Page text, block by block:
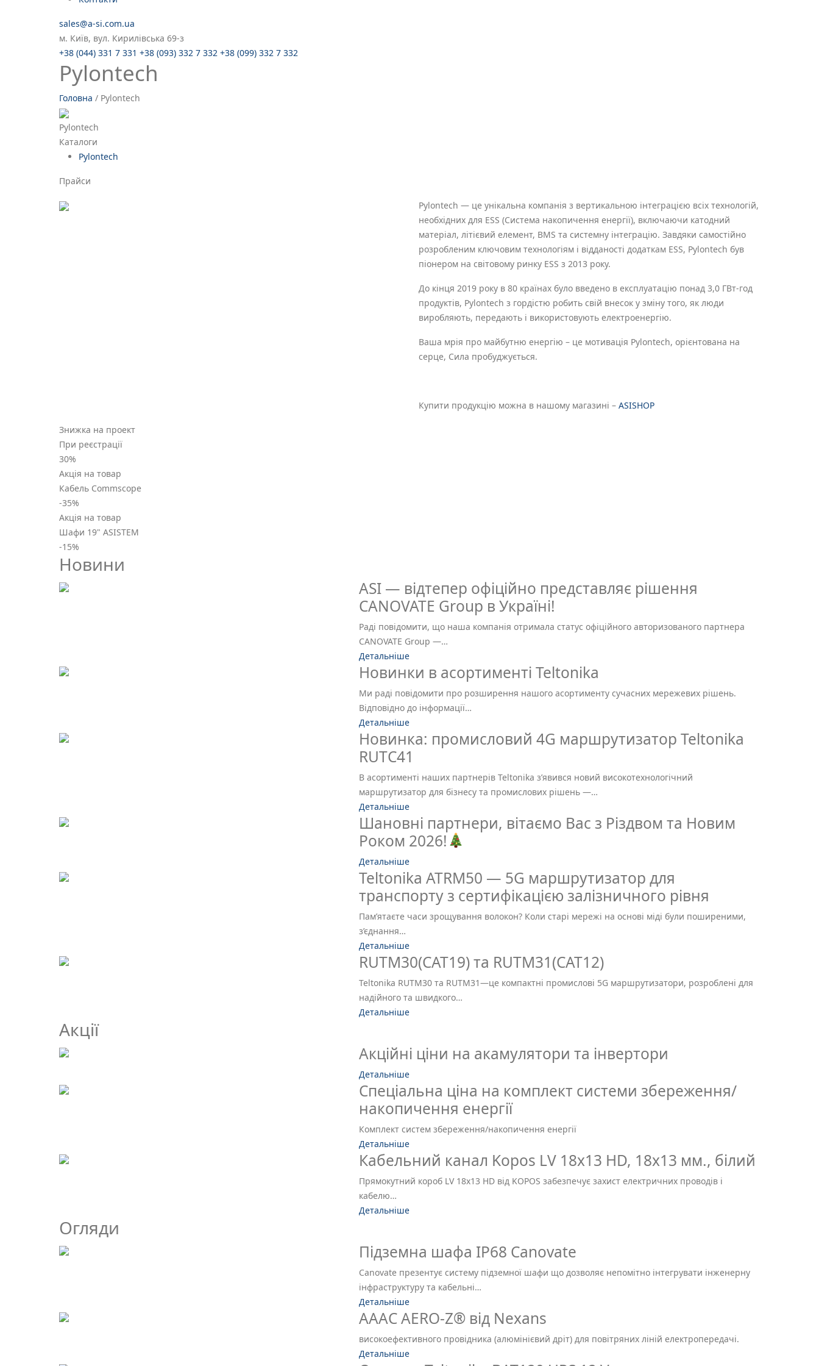
sales@a-si.com.ua
м. Київ, вул. Кирилівська 69-з
+38 (044) 331 7 331 +38 (093) 332 7 332 +38 (099) 332 7 332
Pylontech
Головна / Pylontech
Pylontech
Каталоги
Pylontech
Прайси
Pylontech — це унікальна компанія з вертикальною інтеграцією всіх технологій,
необхідних для ESS (Система накопичення енергії), включаючи катодний
матеріал, літієвий елемент, BMS та системну інтеграцію. Завдяки самостійно
розробленим ключовим технологіям і відданості додаткам ESS, Pylontech був
піонером на світовому ринку ESS з 2013 року.
До кінця 2019 року в 80 країнах було введено в експлуатацію понад 3,0 ГВт-год
продуктів, Pylontech з гордістю робить свій внесок у зміну того, як люди
виробляють, передають і використовують електроенергію.
Ваша мрія про майбутню енергію – це мотивація Pylontech, орієнтована на
серце, Сила пробуджується.
Купити продукцію можна в нашому магазині – ASISHOP
Знижка на проект
При реєстрації
30%
Акція на товар
Кабель Commscope
-35%
Акція на товар
Шафи 19" ASISTEM
-15%
Новини
ASI — відтепер офіційно представляє рішення
CANOVATE Group в Україні!
Раді повідомити, що наша компанія отримала статус офіційного авторизованого партнера
CANOVATE Group —…
Детальніше
Новинки в асортименті Teltonika
Ми раді повідомити про розширення нашого асортименту сучасних мережевих рішень.
Відповідно до інформації…
Детальніше
Новинка: промисловий 4G маршрутизатор Teltonika
RUTC41
В асортименті наших партнерів Teltonika з’явився новий високотехнологічний
маршрутизатор для бізнесу та промислових рішень —…
Детальніше
Шановні партнери, вітаємо Вас з Різдвом та Новим
Роком 2026!
Детальніше
Teltonika ATRM50 — 5G маршрутизатор для
транспорту з сертифікацією залізничного рівня
Пам’ятаєте часи зрощування волокон? Коли старі мережі на основі міді були поширеними,
з’єднання…
Детальніше
RUTM30(CAT19) та RUTM31(CAT12)
Teltonika RUTM30 та RUTM31—це компактні промислові 5G маршрутизатори, розроблені для
надійного та швидкого…
Детальніше
Акції
Акційні ціни на акамулятори та інвертори
Детальніше
Спеціальна ціна на комплект системи збереження/
накопичення енергії
Комплект систем збереження/накопичення енергії
Детальніше
Кабельний канал Kopos LV 18х13 HD, 18х13 мм., білий
Прямокутний короб LV 18x13 HD від KOPOS забезпечує захист електричних проводів і
кабелю…
Детальніше
Огляди
Підземна шафа IP68 Canovate
Canovate презентує систему підземної шафи що дозволяє непомітно інтегрувати інженерну
інфраструктуру та кабельні…
Детальніше
AAAC AERO-Z® від Nexans
високоефективного провідника (алюмінієвий дріт) для повітряних ліній електропередачі.
Детальніше